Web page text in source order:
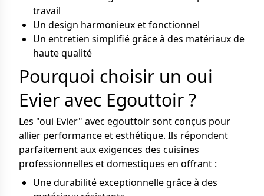
travail
Un design harmonieux et fonctionnel
Un entretien simplifié grâce à des matériaux de
haute qualité
Pourquoi choisir un oui
Evier avec Egouttoir ?
Les "oui Evier" avec egouttoir sont conçus pour
allier performance et esthétique. Ils répondent
parfaitement aux exigences des cuisines
professionnelles et domestiques en offrant :
Une durabilité exceptionnelle grâce à des